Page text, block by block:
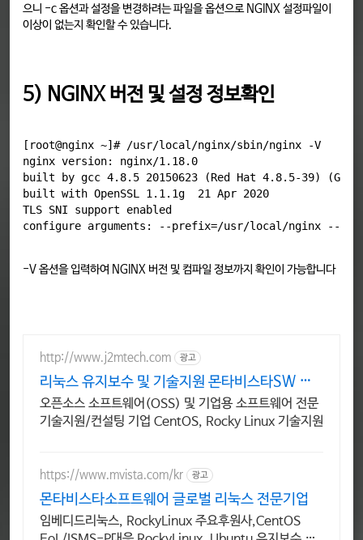
으니 -c 옵션과 설정을 변경하려는 파일을 옵션으로 NGINX 설정파일이
이상이 없는지 확인할 수 있습니다.
5) NGINX 버전 및 설정 정보확인
[root@nginx ~]# /usr/local/nginx/sbin/nginx -V
nginx version: nginx/1.18.0
built by gcc 4.8.5 20150623 (Red Hat 4.8.5-39)
built with OpenSSL 1.1.1g  21 Apr 2020
TLS SNI support enabled
-V 옵션을 입력하여 NGINX 버전 및 컴파일 정보까지 확인이 가능합니다
http://www.j2mtech.com 광고
리눅스 유지보수 및 기술지원 몬타비스타SW 한
국 대리점
오픈소스 소프트웨어(OSS) 및 기업용 소프트웨어 전문
기술지원/컨설팅 기업 CentOS, Rocky Linux 기술지원
https://www.mvista.com/kr 광고
몬타비스타소프트웨어 글로벌 리눅스 전문기업
임베디드리눅스, RockyLinux 주요후원사,CentOS